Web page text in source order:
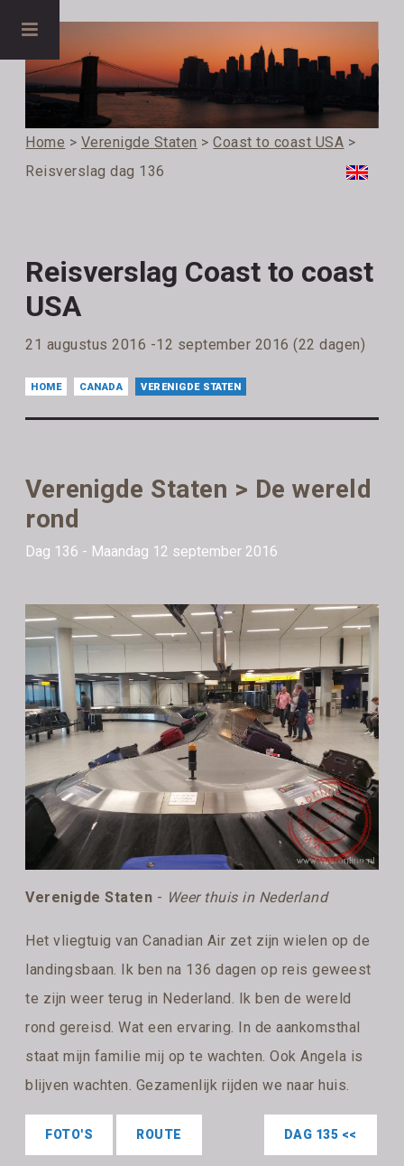
Home > Verenigde Staten >Coast to coast USA >
Reisverslag dag 136
Reisverslag Coast to coast
USA
21 augustus 2016 -12 september 2016 (22 dagen)
HOME CANADA VERENIGDE STATEN
Verenigde Staten > De wereld
rond
Dag 136 - Maandag 12 september 2016
Verenigde Staten - Weer thuis in Nederland
Het vliegtuig van Canadian Air zet zijn wielen op de
landingsbaan. Ik ben na 136 dagen op reis geweest
te zijn weer terug in Nederland. Ik ben de wereld
rond gereisd. Wat een ervaring. In de aankomsthal
staat mijn familie mij op te wachten. Ook Angela is
blijven wachten. Gezamenlijk rijden we naar huis.
DAG 135 <<
FOTO'S ROUTE